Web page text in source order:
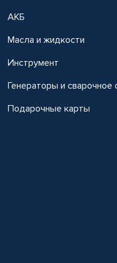
АКБ
Масла и жидкости
Инструмент
Генераторы и сварочное
Подарочные карты